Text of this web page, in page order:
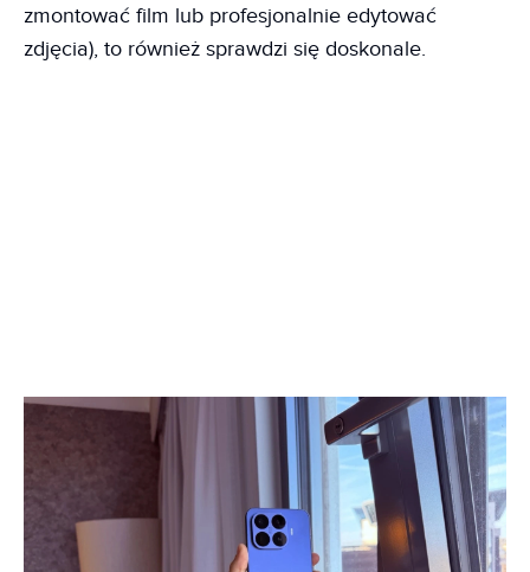
zmontować film lub profesjonalnie edytować
zdjęcia), to również sprawdzi się doskonale.